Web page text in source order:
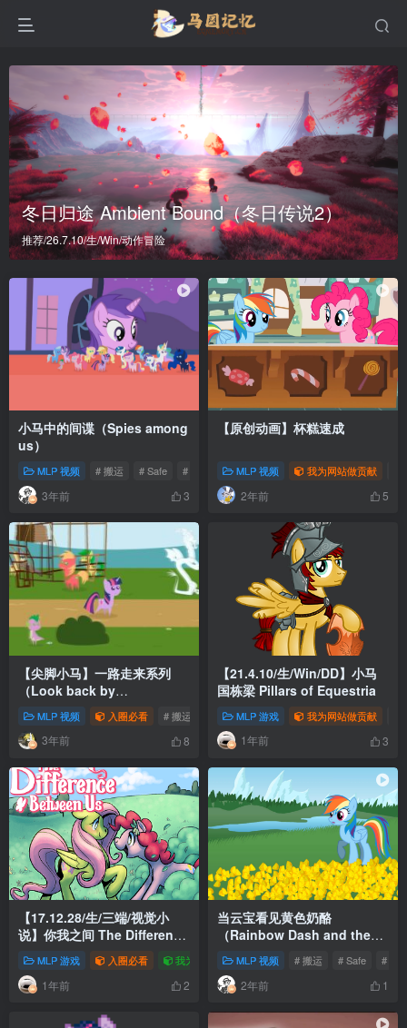
冬日归途 Ambient Bound（冬日传说2）
推荐/26.7.10/生/Win/动作冒险
小马中的间谍（Spies among
us）
MLP 视频 # 搬运 # Safe # 视频
3年前 3
【原创动画】杯糕速成
MLP 视频 我为网站做贡献
2年前 5
【尖脚小马】一路走来系列
（Look back by
AgrolChannel）
MLP 视频 入圈必看 # 搬运 # Safe # 动画
3年前 8
【21.4.10/生/Win/DD】小马
国栋梁 Pillars of Equestria
MLP 游戏 我为网站做贡献
1年前 3
【17.12.28/生/三端/视觉小
说】你我之间 The Difference
Between Us
MLP 游戏 入圈必看 我为网站做贡献 # 暮光闪闪 # 云宝黛西
1年前 2
当云宝看见黄色奶酪
（Rainbow Dash and the
Yellow Thing）
MLP 视频 # 搬运 # Safe # 动
2年前 1